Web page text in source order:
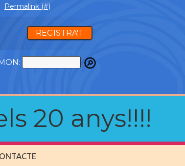
Permalink (#)
REGISTRA'T
20 anys!!!!